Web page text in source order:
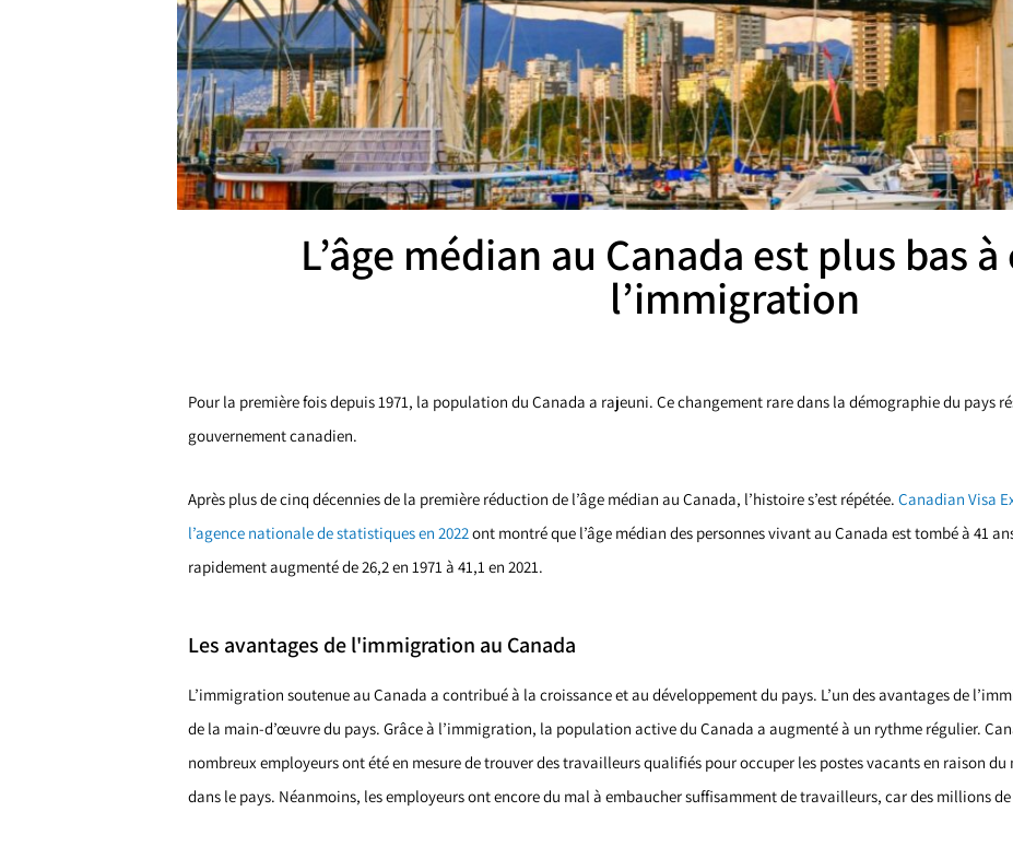
L’âge médian au Canada est plus bas
l’immigration
Pour la première fois depuis 1971, la population du Canada a rajeuni. Ce changement rare dans la démographie du pays
gouvernement canadien.
Après plus de cinq décennies de la première réduction de l’âge médian au Canada, l’histoire s’est répétée. Canadian Visa
l’agence nationale de statistiques en 2022ont montré que l’âge médian des personnes vivant au Canada est tombé à 41
rapidement augmenté de 26,2 en 1971 à 41,1 en 2021.
Les avantages de l'immigration au Canada
L’immigration soutenue au Canada a contribué à la croissance et au développement du pays. L’un des avantages de
de la main-d’œuvre du pays. Grâce à l’immigration, la population active du Canada a augmenté à un rythme régulier.
nombreux employeurs ont été en mesure de trouver des travailleurs qualifiés pour occuper les postes vacants en raison
dans le pays. Néanmoins, les employeurs ont encore du mal à embaucher suffisamment de travailleurs, car des millions